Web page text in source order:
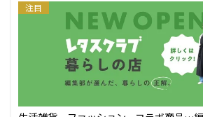
注目